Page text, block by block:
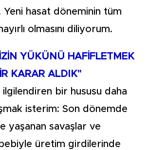
Yeni hasat döneminin tüm
olmasını diliyorum.
YÜKÜNÜ HAFİFLETMEK
KARAR ALDIK"
bir hususu daha
isterim: Son dönemde
yaşanan savaşlar ve
üretim girdilerinde